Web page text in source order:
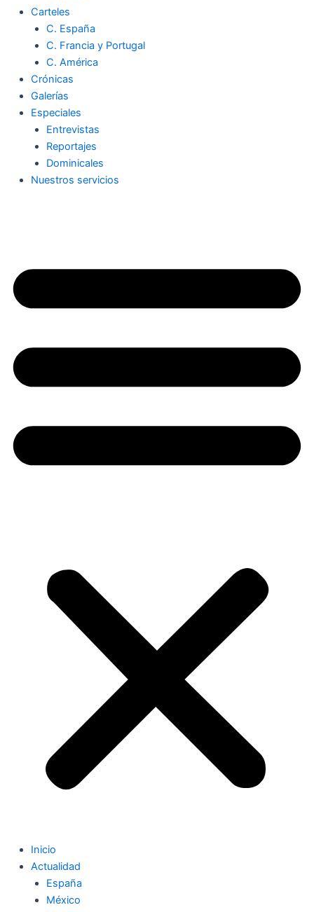
Carteles
C. España
C. Francia y Portugal
C. América
Crónicas
Galerías
Especiales
Entrevistas
Reportajes
Dominicales
Nuestros servicios
Inicio
Actualidad
España
México